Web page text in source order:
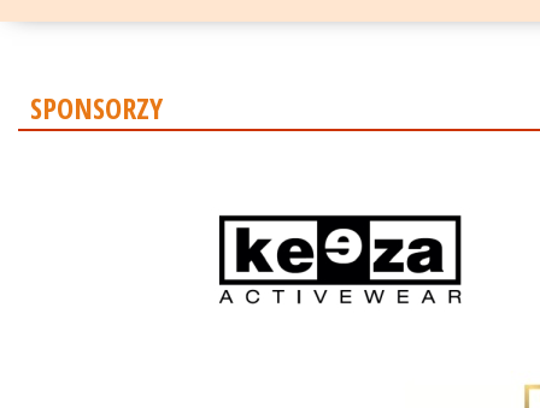
SPONSORZY